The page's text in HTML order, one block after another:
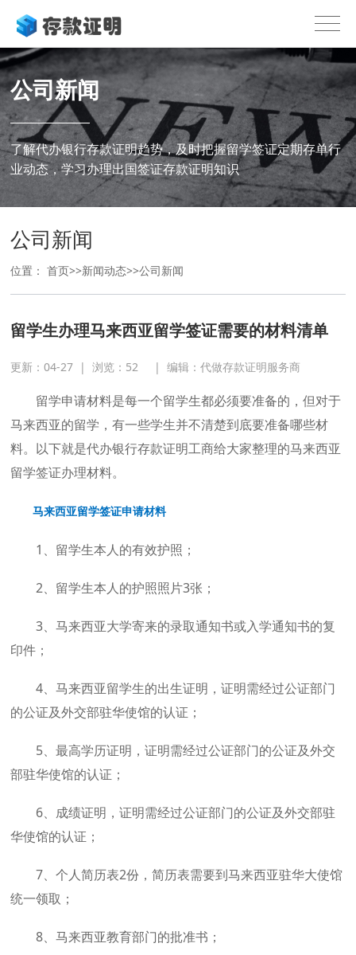
公司新闻
了解代办银行存款证明趋势，及时把握留学签证定期存单行
业动态，学习办理出国签证存款证明知识
公司新闻
位置：首页>>新闻动态>>公司新闻
留学生办理马来西亚留学签证需要的材料清单
更新：04-27 |浏览： 52 |编辑：代做存款证明服务商
留学申请材料是每一个留学生都必须要准备的，但对于
马来西亚的留学，有一些学生并不清楚到底要准备哪些材
料。以下就是代办银行存款证明工商给大家整理的马来西亚
留学签证办理材料。
马来西亚留学签证申请材料
1、留学生本人的有效护照；
2、留学生本人的护照照片3张；
3、马来西亚大学寄来的录取通知书或入学通知书的复
印件；
4、马来西亚留学生的出生证明，证明需经过公证部门
的公证及外交部驻华使馆的认证；
5、最高学历证明，证明需经过公证部门的公证及外交
部驻华使馆的认证；
6、成绩证明，证明需经过公证部门的公证及外交部驻
华使馆的认证；
7、个人简历表2份，简历表需要到马来西亚驻华大使馆
统一领取；
8、马来西亚教育部门的批准书；